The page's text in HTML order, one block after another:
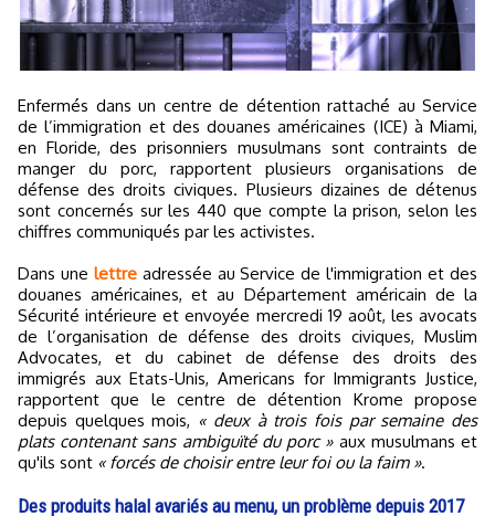
Enfermés dans un centre de détention rattaché au Service
de l’immigration et des douanes américaines (ICE) à Miami,
en Floride, des prisonniers musulmans sont contraints de
manger du porc, rapportent plusieurs organisations de
défense des droits civiques. Plusieurs dizaines de détenus
sont concernés sur les 440 que compte la prison, selon les
chiffres communiqués par les activistes.
Dans une lettreadressée au Service de l'immigration et des
douanes américaines, et au Département américain de la
Sécurité intérieure et envoyée mercredi 19 août, les avocats
de l’organisation de défense des droits civiques, Muslim
Advocates, et du cabinet de défense des droits des
immigrés aux Etats-Unis, Americans for Immigrants Justice,
rapportent que le centre de détention Krome propose
depuis quelques mois, « deux à trois fois par semaine des
plats contenant sans ambiguïté du porc »aux musulmans et
qu'ils sont « forcés de choisir entre leur foi ou la faim ».
Des produits halal avariés au menu, un problème depuis 2017